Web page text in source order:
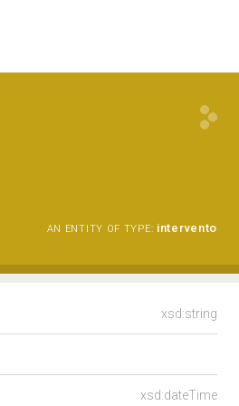
AN ENTITY OF TYPE: intervento
xsd:string
xsd:dateTime